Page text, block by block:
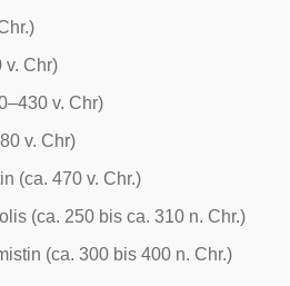
v. Chr)
v. Chr)
v. Chr)
(ca. 470 v. Chr.)
(ca. 250 bis ca. 310 n. Chr.)
(ca. 300 bis 400 n. Chr.)